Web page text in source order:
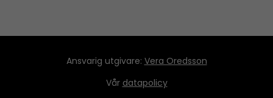
Ansvarig utgivare: Vera Oredsson
Vår datapolicy